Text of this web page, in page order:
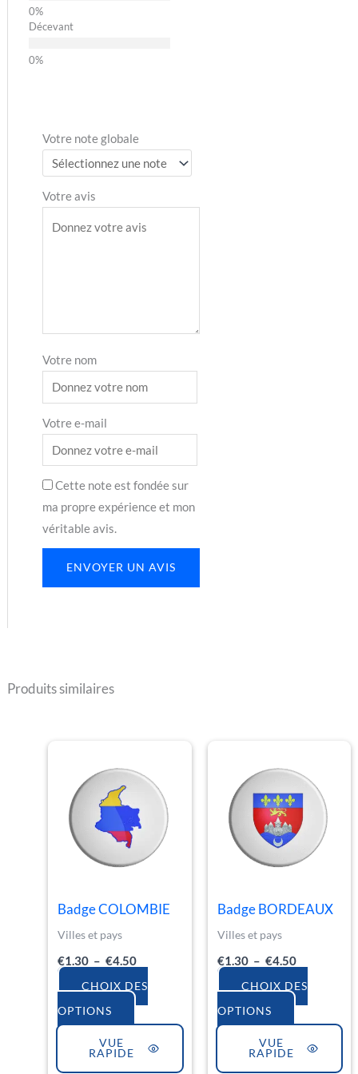
Décevant
Votre note globale
Votre avis
Votre nom
Votre e-mail
Cette note est fondée sur
ma propre expérience et mon
véritable avis.
ENVOYER UN AVIS
Produits similaires
Badge COLOMBIE
Villes et pays
€1.30 – €4.50
prix :
€1.30
à
€4.50
CHOIX DES
OPTIONS
produit
plusieurs
variations.
options
sur
la
page
VUE
RAPIDE
Badge BORDEAUX
Villes et pays
€1.30 – €4.50
prix :
€1.30
à
€4.50
CHOIX DES
OPTIONS
produit
a
plusieurs
variations.
options
sur
la
page
VUE
RAPIDE